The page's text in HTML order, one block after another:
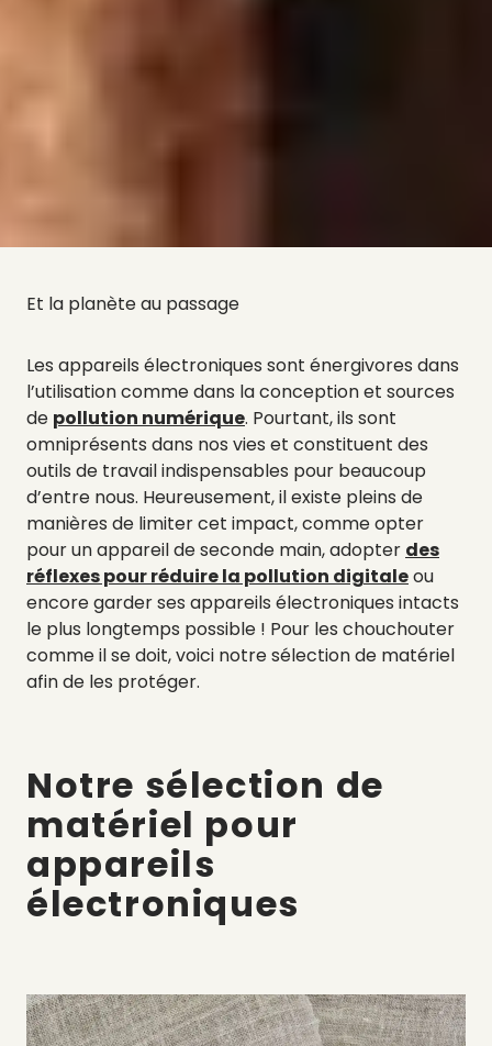
Et la planète au passage
Les appareils électroniques sont énergivores dans
l’utilisation comme dans la conception et sources
de pollution numérique. Pourtant, ils sont
omniprésents dans nos vies et constituent des
outils de travail indispensables pour beaucoup
d’entre nous. Heureusement, il existe pleins de
manières de limiter cet impact, comme opter
pour un appareil de seconde main, adopter des
réflexes pour réduire la pollution digitaleou
encore garder ses appareils électroniques intacts
le plus longtemps possible ! Pour les chouchouter
comme il se doit, voici notre sélection de matériel
afin de les protéger.
Notre sélection de
matériel pour
appareils
électroniques